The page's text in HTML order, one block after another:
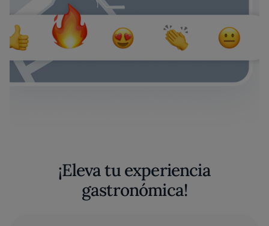
¡Eleva tu experiencia
gastronómica!